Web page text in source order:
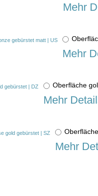
Mehr
Mehr
Oberfläche
Mehr
Mehr